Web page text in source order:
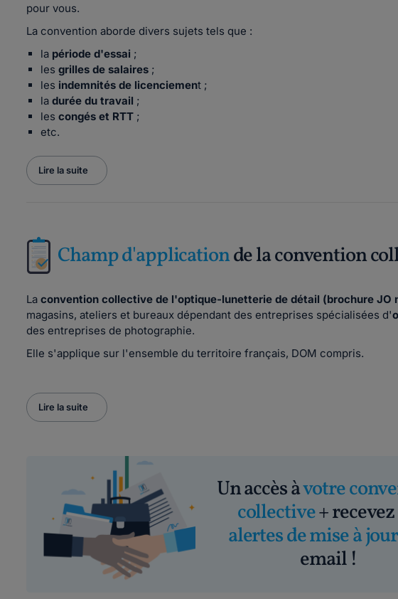
pour vous.
La convention aborde divers sujets tels que :
la période d'essai ;
les grilles de salaires ;
les indemnités de licenciement ;
la durée du travail ;
les congés et RTT ;
etc.
Lire la suite
Champ d'applicationde la convention
La convention collective de l'optique-lunetterie de détail (brochure JO
magasins, ateliers et bureaux dépendant des entreprises spécialisées d'
des entreprises de photographie.
Elle s'applique sur l'ensemble du territoire français, DOM compris.
Lire la suite
Un accès àvotre
collective+ recevez
alertes de mise à jour
email !